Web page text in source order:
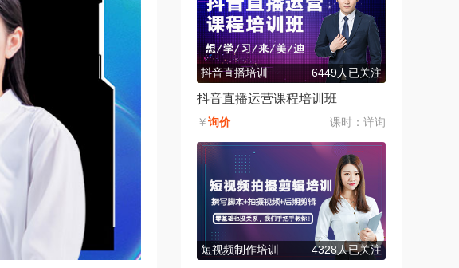
抖音直播培训 6449人已关注
抖音直播运营课程培训班
￥询价 课时： 详询
短视频制作培训 4328人已关注